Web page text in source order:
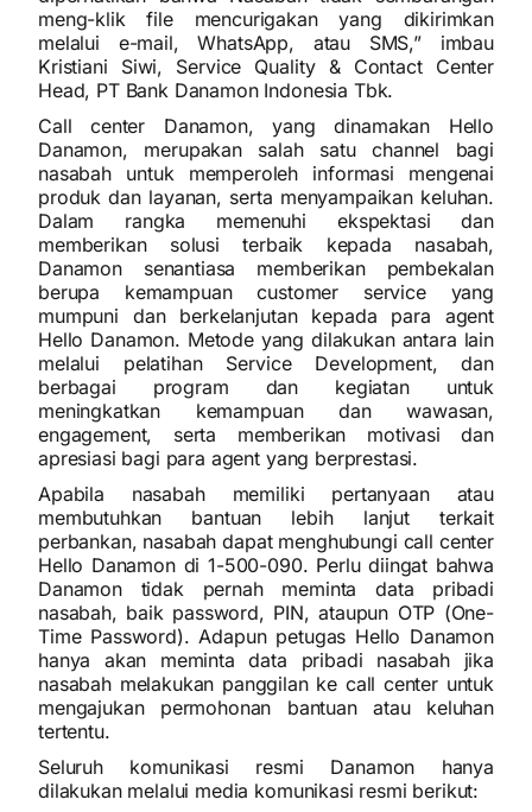
meng-klik file mencurigakan yang dikirimkan
melalui e-mail, WhatsApp, atau SMS,” imbau
Kristiani Siwi, Service Quality & Contact Center
Head, PT Bank Danamon Indonesia Tbk.
Call center Danamon, yang dinamakan Hello
Danamon, merupakan salah satu channel bagi
nasabah untuk memperoleh informasi mengenai
produk dan layanan, serta menyampaikan keluhan.
Dalam rangka memenuhi ekspektasi dan
memberikan solusi terbaik kepada nasabah,
Danamon senantiasa memberikan pembekalan
berupa kemampuan customer service yang
mumpuni dan berkelanjutan kepada para agent
Hello Danamon. Metode yang dilakukan antara lain
melalui pelatihan Service Development, dan
berbagai program dan kegiatan untuk
meningkatkan kemampuan dan wawasan,
engagement, serta memberikan motivasi dan
apresiasi bagi para agent yang berprestasi.
Apabila nasabah memiliki pertanyaan atau
membutuhkan bantuan lebih lanjut terkait
perbankan, nasabah dapat menghubungi call center
Hello Danamon di 1-500-090. Perlu diingat bahwa
Danamon tidak pernah meminta data pribadi
nasabah, baik password, PIN, ataupun OTP (One-
Time Password). Adapun petugas Hello Danamon
hanya akan meminta data pribadi nasabah jika
nasabah melakukan panggilan ke call center untuk
mengajukan permohonan bantuan atau keluhan
tertentu.
Seluruh komunikasi resmi Danamon hanya
dilakukan melalui media komunikasi resmi berikut: